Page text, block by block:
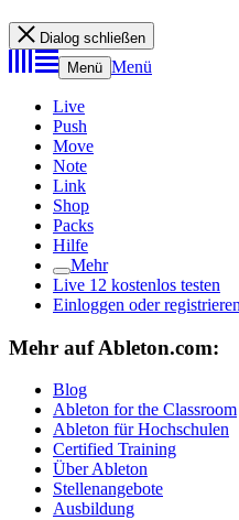
Dialog schließen
Menü Menü
Live
Push
Move
Note
Link
Shop
Packs
Hilfe
Mehr
Live 12 kostenlos testen
Einloggen oder registrieren
Mehr auf Ableton.com:
Blog
Ableton for the Classroom
Ableton für Hochschulen
Certified Training
Über Ableton
Stellenangebote
Ausbildung